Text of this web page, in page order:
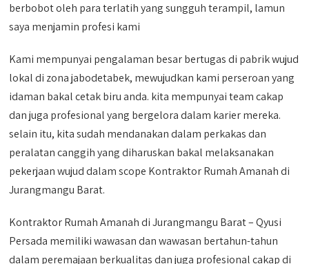
berbobot oleh para terlatih yang sungguh terampil, lamun
saya menjamin profesi kami
Kami mempunyai pengalaman besar bertugas di pabrik wujud
lokal di zona jabodetabek, mewujudkan kami perseroan yang
idaman bakal cetak biru anda. kita mempunyai team cakap
dan juga profesional yang bergelora dalam karier mereka.
selain itu, kita sudah mendanakan dalam perkakas dan
peralatan canggih yang diharuskan bakal melaksanakan
pekerjaan wujud dalam scope Kontraktor Rumah Amanah di
Jurangmangu Barat.
Kontraktor Rumah Amanah di Jurangmangu Barat – Qyusi
Persada memiliki wawasan dan wawasan bertahun-tahun
dalam peremajaan berkualitas dan juga profesional cakap di